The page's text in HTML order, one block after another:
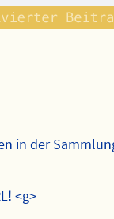
in der
<g>